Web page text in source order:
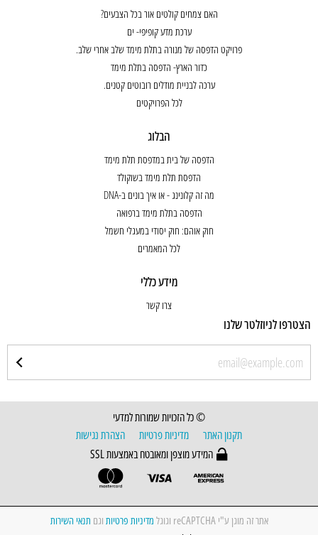
האם צמחים קולטים אור בכל הצבעים?
ערכת מדע קופיפי- ים
פרויקט הדפסה של מנורה בתלת מימד שלב אחרי שלב.
כדור הארץ- הדפסה בתלת מימד
ערכה לבניית מודלים רובוטים קטנים.
לכל הפרויקטים
הבלוג
הדפסה של בית במדפסת תלת מימד
הדפסת תלת מימד בשוקולד
מה זה קלונינג - או איך בונים ב-DNA
הדפסה בתלת מימד ברפואה
חוק אוהם: חוק יסודי במעגלי חשמל
לכל המאמרים
מידע כללי
צרו קשר
הצטרפו לניוזלטר שלנו
© כל הזכויות שמורות למדעי
תקנון האתר
מדיניות פרטיות
הצהרת נגישות
המידע מוצפן ומאובטח באמצעות SSL
אתר זה מוגן ע"י reCAPTCHA וגוגל מדיניות פרטיות וגם תנאי השירות